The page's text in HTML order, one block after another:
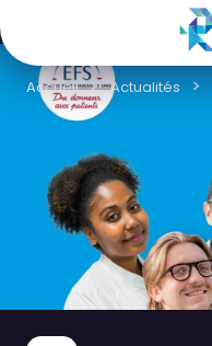
Accueil Actualités